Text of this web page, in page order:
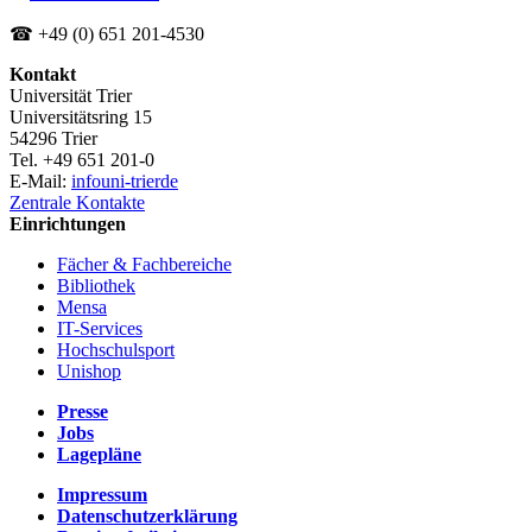
☎ +49 (0) 651 201-4530
Kontakt
Universität Trier
Universitätsring 15
54296 Trier
Tel. +49 651 201-0
E-Mail: infouni-trierde
Zentrale Kontakte
Einrichtungen
Fächer & Fachbereiche
Bibliothek
Mensa
IT-Services
Hochschulsport
Unishop
Presse
Jobs
Lagepläne
Impressum
Datenschutzerklärung